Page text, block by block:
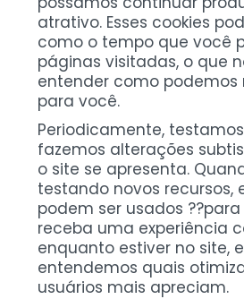
atrativo. Esses cookies
como o tempo que você
páginas visitadas, o que
entender como podemos
para você.
Periodicamente,
fazemos alterações
o site se apresenta.
testando novos recursos,
podem ser usados
receba uma experiência
enquanto estiver no site,
entendemos quais
usuários mais apreciam.